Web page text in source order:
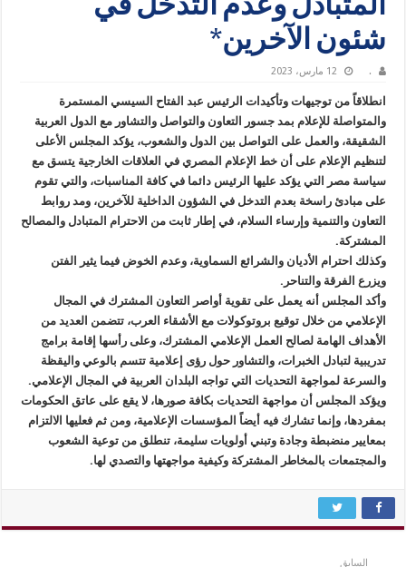
المتبادل وعدم التدخل في
شئون الآخرين*
. 12 مارس، 2023
انطلاقاً من توجيهات وتأكيدات الرئيس عبد الفتاح السيسي المستمرة
والمتواصلة للإعلام بمد جسور التعاون والتواصل والتشاور مع الدول العربية
الشقيقة، والعمل على التواصل بين الدول والشعوب، يؤكد المجلس الأعلى
لتنظيم الإعلام على أن خط الإعلام المصري في العلاقات الخارجية يتسق مع
سياسة مصر التي يؤكد عليها الرئيس دائما في كافة المناسبات، والتي تقوم
على مبادئ راسخة بعدم التدخل في الشؤون الداخلية للآخرين، ومد روابط
التعاون والتنمية وإرساء السلام، في إطار ثابت من الاحترام المتبادل والمصالح
المشتركة.
وكذلك احترام الأديان والشرائع السماوية، وعدم الخوض فيما يثير الفتن
ويزرع الفرقة والتناحر.
وأكد المجلس أنه يعمل على تقوية أواصر التعاون المشترك في المجال
الإعلامي من خلال توقيع بروتوكولات مع الأشقاء العرب، تتضمن العديد من
الأهداف الهامة لصالح العمل الإعلامي المشترك، وعلى رأسها إقامة برامج
تدريبية لتبادل الخبرات، والتشاور حول رؤى إعلامية تتسم بالوعي واليقظة
والسرعة لمواجهة التحديات التي تواجه البلدان العربية في المجال الإعلامي.
ويؤكد المجلس أن مواجهة التحديات بكافة صورها، لا يقع على عاتق الحكومات
بمفردها، وإنما تشارك فيه أيضاً المؤسسات الإعلامية، ومن ثم فعليها الالتزام
بمعايير منضبطة وجادة وتبني أولويات سليمة، تنطلق من توعية الشعوب
والمجتمعات بالمخاطر المشتركة وكيفية مواجهتها والتصدي لها.
السابق